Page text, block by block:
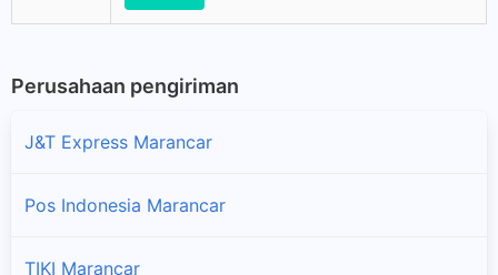
Perusahaan pengiriman
J&T Express Marancar
Pos Indonesia Marancar
TIKI Marancar